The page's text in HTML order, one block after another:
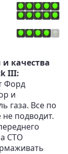
качества
III:
Форд
и
газа. Все по
подводит.
СТО